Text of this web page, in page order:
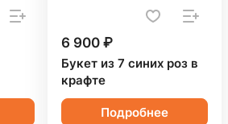
6 900 ₽
Букет из 7 синих роз в
крафте
Подробнее